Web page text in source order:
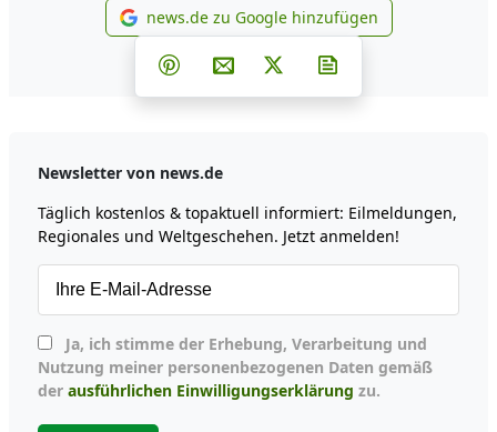
news.de zu Google
news.de zu Google hinzufügen
Teilen auf Facebook
Teilen auf Whatsapp
Teilen auf Telegram
Teilen auf Pinterest
Per E-Mail teilen
Post auf X
Newsletter von news.de
Täglich kostenlos & topaktuell informiert: Eilmeldungen,
Regionales und Weltgeschehen. Jetzt anmelden!
Nutzung meiner personenbezogenen Daten gemäß
der ausführlichen Einwilligungserklärung zu.